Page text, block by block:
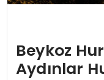
Beykoz
Aydınlar